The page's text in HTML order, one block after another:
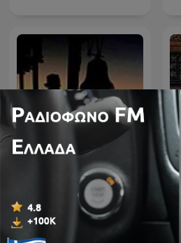
Πείρα Αγιορειτών
Πατέρων